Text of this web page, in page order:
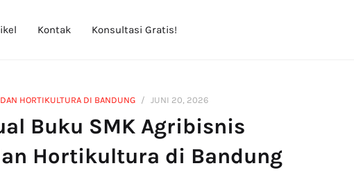
Kontak Konsultasi Gratis!
HORTIKULTURA DI BANDUNG JUNI 20, 2026
Buku SMK Agribisnis
Hortikultura di Bandung